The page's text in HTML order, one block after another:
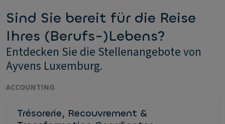
Sind Sie bereit für die Reise
Ihres (Berufs-)Lebens?
Entdecken Sie die Stellenangebote von
Ayvens Luxemburg.
ACCOUNTING
Trésorerie, Recouvrement &